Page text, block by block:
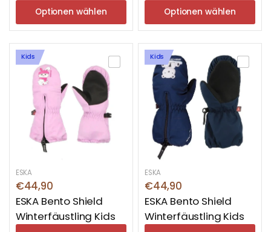
Optionen wählen Optionen wählen
Kids
ESKA
€44,90
ESKA Bento Shield
Winterfäustling Kids
Kids
ESKA
€44,90
ESKA Bento Shield
Winterfäustling Kids